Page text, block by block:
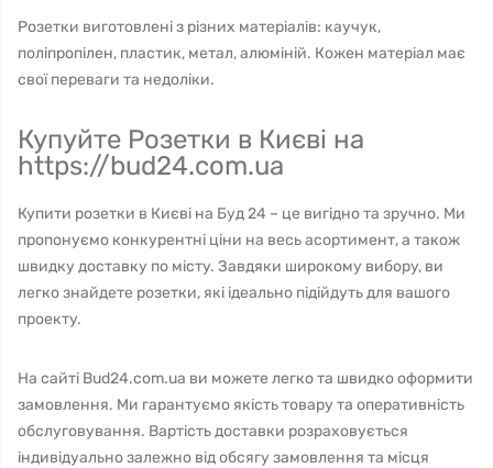
Розетки виготовлені з різних матеріалів: каучук,
поліпропілен, пластик, метал, алюміній. Кожен матеріал має
свої переваги та недоліки.
Купуйте Розетки в Києві на
https://bud24.com.ua
Купити розетки в Києві на Буд 24 – це вигідно та зручно. Ми
пропонуємо конкурентні ціни на весь асортимент, а також
швидку доставку по місту. Завдяки широкому вибору, ви
легко знайдете розетки, які ідеально підійдуть для вашого
проекту.
На сайті Bud24.com.ua ви можете легко та швидко оформити
замовлення. Ми гарантуємо якість товару та оперативність
обслуговування. Вартість доставки розраховується
індивідуально залежно від обсягу замовлення та місця